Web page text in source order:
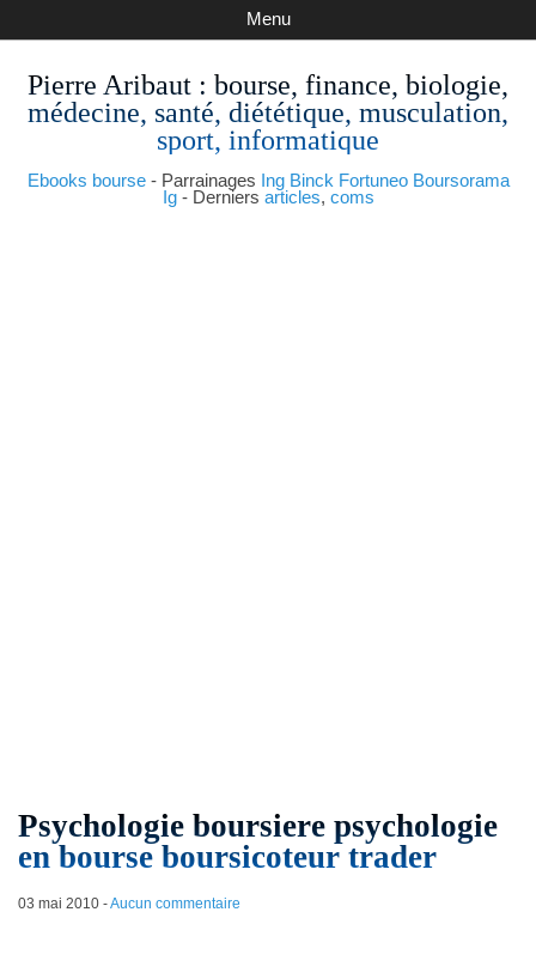
Pierre Aribaut : bourse, finance, biologie,
médecine, santé, diététique, musculation,
sport, informatique
Ebooks bourse- Parrainages Ing Binck Fortuneo Boursorama
Ig- Derniers articles, coms
Menu
Psychologie boursiere psychologie
en bourse boursicoteur trader
03 mai 2010-Aucun commentaire